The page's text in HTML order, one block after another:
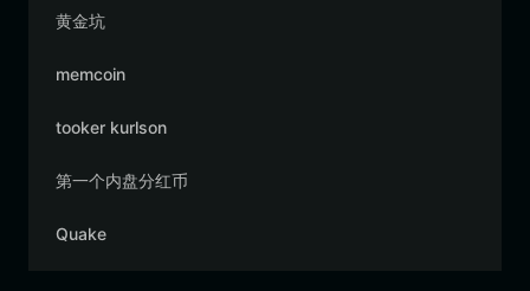
黄金坑
memcoin
tooker kurlson
第一个内盘分红币
Quake